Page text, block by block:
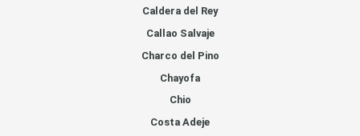
Caldera del Rey
Callao Salvaje
Charco del Pino
Chayofa
Chio
Costa Adeje